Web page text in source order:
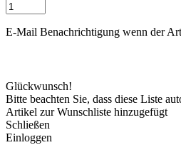
E-Mail Benachrichtigung wenn der
Glückwunsch!
Bitte beachten Sie, dass diese Liste
Artikel zur Wunschliste hinzugefügt
Schließen
Einloggen